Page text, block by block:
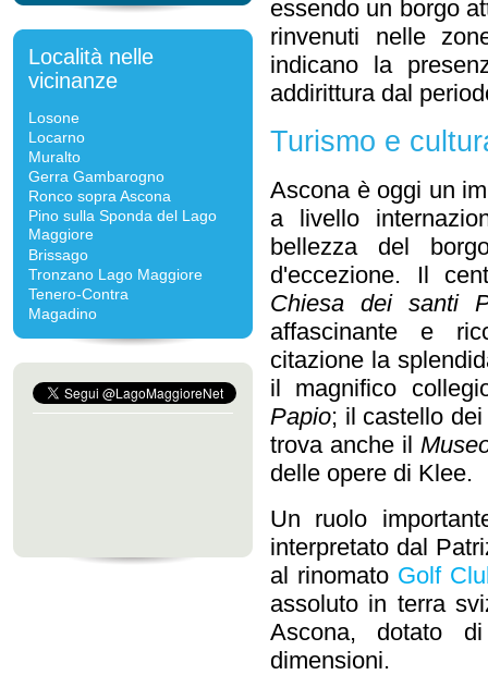
Località nelle
vicinanze
Losone
Locarno
Muralto
Gerra Gambarogno
Ronco sopra Ascona
Pino sulla Sponda del Lago
Maggiore
Brissago
Tronzano Lago Maggiore
Tenero-Contra
Magadino
essendo un borgo
rinvenuti nelle
indicano la
addirittura dal
Turismo e
Ascona è oggi un
a livello
bellezza del
d'eccezione. Il
Chiesa dei santi
affascinante e
citazione la
il magnifico
Papio; il castello
trova anche il
delle opere di Klee.
Un ruolo
interpretato dal
al rinomato Golf
assoluto in terra
Ascona, dotato
dimensioni.